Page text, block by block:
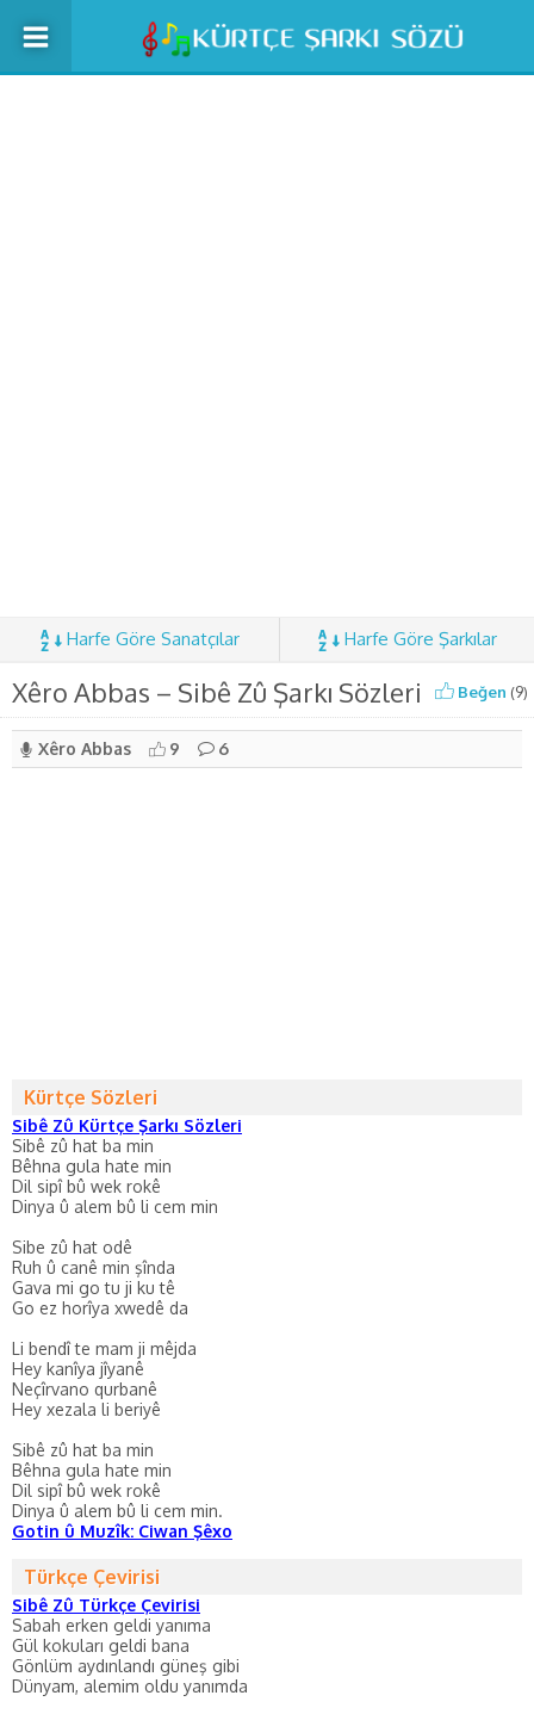
Harfe Göre Sanatçılar Harfe Göre Şarkılar
Xêro Abbas – Sibê Zû Şarkı Sözleri Beğen (9)
Xêro Abbas 9 6
Kürtçe Sözleri
Sibê Zû Kürtçe Şarkı Sözleri
Sibê zû hat ba min
Bêhna gula hate min
Dil sipî bû wek rokê
Dinya û alem bû li cem min
Sibe zû hat odê
Ruh û canê min şînda
Gava mi go tu ji ku tê
Go ez horîya xwedê da
Li bendî te mam ji mêjda
Hey kanîya jîyanê
Neçîrvano qurbanê
Hey xezala li beriyê
Sibê zû hat ba min
Bêhna gula hate min
Dil sipî bû wek rokê
Dinya û alem bû li cem min.
Gotin û Muzîk: Ciwan Şêxo
Türkçe Çevirisi
Sibê Zû Türkçe Çevirisi
Sabah erken geldi yanıma
Gül kokuları geldi bana
Gönlüm aydınlandı güneş gibi
Dünyam, alemim oldu yanımda